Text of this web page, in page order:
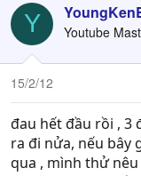
Y Youtube
15/2/12
đau hết đầu rồi , 3
ra đi nửa, nếu bây
qua , mình thử